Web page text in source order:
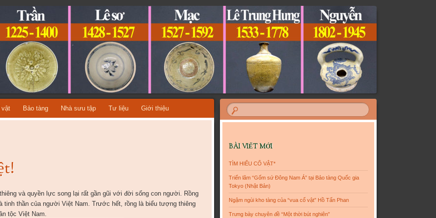
NAM
TỪNG THỜI KỲ LỊCH SỬ!
vật Bảo tàng Nhà sưu tập Tư liệu Giới thiệu
và quyền lực song lại rất gần gũi với đời sống con người. Rồng
tinh thần của người Việt Nam. Trước hết, rồng là biểu tượng thiêng
tộc Việt Nam.
BÀI VIẾT MỚI
TÌM HIỂU CỔ VẬT*
Triển lãm “Gốm sứ Đông Nam Á” tại Bảo tàng Quốc gia
Tokyo (Nhật Bản)
Ngậm ngùi kho tàng của “vua cổ vật” Hồ Tấn Phan
Trưng bày chuyên đề “Một thời bút nghiên”